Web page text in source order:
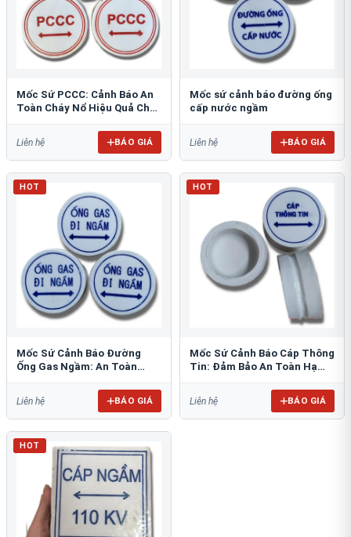
Mốc Sứ PCCC: Cảnh Báo An
Toàn Cháy Nổ Hiệu Quả Cho
Liên hệ BÁO GIÁ
Mốc sứ cảnh báo đường ống
cấp nước ngầm
Liên hệ BÁO GIÁ
HOT
Mốc Sứ Cảnh Báo Đường
Ống Gas Ngầm: An Toàn
Liên hệ BÁO GIÁ
HOT
Mốc Sứ Cảnh Báo Cáp Thông
Tin: Đảm Bảo An Toàn Hạ
Liên hệ BÁO GIÁ
HOT